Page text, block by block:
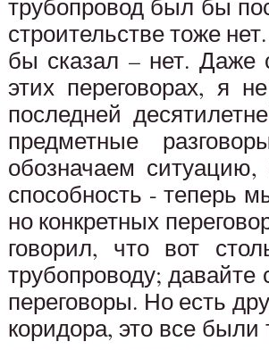
трубопровод был бы
строительстве тоже
бы сказал – нет. Даже
этих переговорах, я
последней
предметные
обозначаем ситуацию,
способность - теперь
но конкретных
говорил, что вот
трубопроводу;
переговоры. Но есть
коридора, это все были